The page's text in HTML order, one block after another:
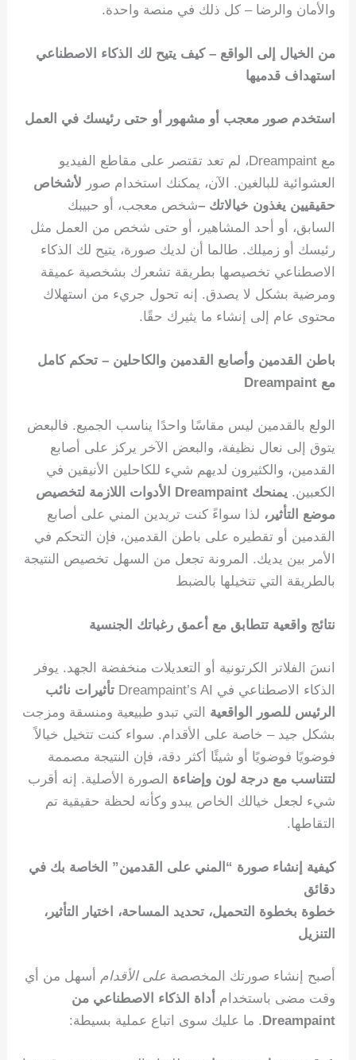
والأمان والرضا – كل ذلك في منصة واحدة.
من الخيال إلى الواقع – كيف يتيح لك الذكاء الاصطناعي
استهداف قدميها
استخدم صور معجب أو مشهور أو حتى رئيسك في العمل
مع Dreampaint، لم تعد تقتصر على مقاطع الفيديو
العشوائية للبالغين. الآن، يمكنك استخدام صور لأشخاص
حقيقيين يغذون خيالاتك –شخص معجب، أو حبيبك
السابق، أو أحد المشاهير، أو حتى شخص من العمل مثل
رئيسك أو زميلك. طالما أن لديك صورة، يتيح لك الذكاء
الاصطناعي تخصيصها بطريقة تشعرك بشخصية عميقة
ومرضية بشكل لا يصدق. إنه تحول جريء من استهلاك
محتوى عام إلى إنشاء ما يثيرك حقًا.
باطن القدمين وأصابع القدمين والكاحلين – تحكم كامل
مع Dreampaint
الولع بالقدمين ليس مقاسًا واحدًا يناسب الجميع. فالبعض
يتوق إلى نعال نظيفة، والبعض الآخر يركز على أصابع
القدمين، والكثيرون لديهم شيء للكاحلين الأنيقين في
الكعبين.
يمنحك Dreampaint الأدوات اللازمة لتخصيص
موضع التأثير، لذا سواءً كنت تريدين المني على أصابع
القدمين أو تقطيره على باطن القدمين، فإن التحكم في
الأمر بين يديك. المرونة تجعل من السهل تخصيص النتيجة
بالطريقة التي تتخيلها بالضبط
نتائج واقعية تتطابق مع أعمق رغباتك الجنسية
انسَ الفلاتر الكرتونية أو التعديلات منخفضة الجهد. يوفر
الذكاء الاصطناعي في Dreampaint’s AI
تأثيرات نائب
الرئيس للصور الواقعية التي تبدو طبيعية ومنسقة ومزجت
بشكل جيد – خاصة على الأقدام. سواء كنت تتخيل خيالاً
فوضويًا فوضويًا أو شيئًا أكثر دقة، فإن النتيجة مصممة
لتتناسب مع درجة لون وإضاءة الصورة الأصلية. إنه أقرب
شيء لجعل خيالك الخاص يبدو وكأنه لحظة حقيقية تم
التقاطها.
كيفية إنشاء صورة “المني على القدمين” الخاصة بك في
دقائق
خطوة بخطوة التحميل، تحديد المساحة، اختيار التأثير،
التنزيل
أصبح إنشاء صورتك المخصصةعلى الأقدام أسهل من أي
وقت مضى باستخدام أداة الذكاء الاصطناعي من
Dreampaint . ما عليك سوى اتباع عملية بسيطة: